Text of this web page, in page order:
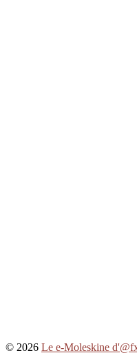
© 2026 Le e-Moleskine